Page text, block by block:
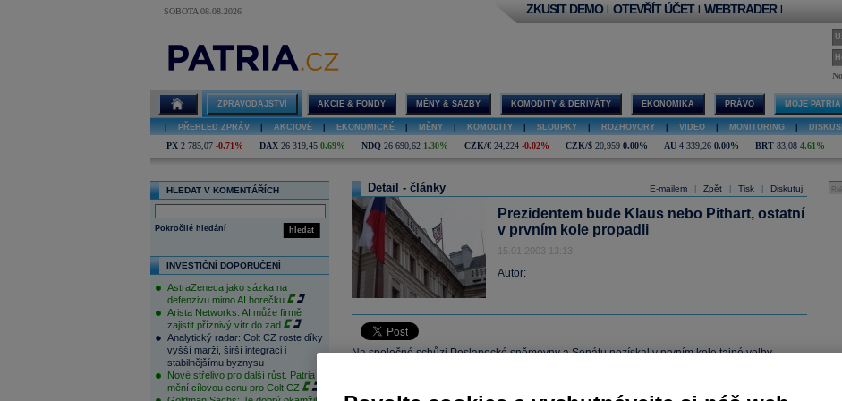
SOBOTA 08.08.2026 ZKUSIT DEMO | OTEVŘÍT ÚČET | WEBTRADER |
ZPRAVODAJSTVÍ AKCIE & FONDY MĚNY & SAZBY KOMODITY & DERIVÁTY EKONOMIKA PRÁVO MOJE PATRIA
PŘEHLED ZPRÁV AKCIOVÉ EKONOMICKÉ MĚNY KOMODITY SLOUPKY ROZHOVORY VIDEO MONITORING
PX 2 785,07 -0,71% DAX 26 319,45 0,69% NDQ 26 690,62 1,30% CZK/€ 24,224 -0,02% CZK/$ 20,959 0,00% AU 4 339,26 0,00% BRT 83,08 4,61%
HLEDAT V KOMENTÁŘÍCH
hledat
Pokročilé hledání
INVESTIČNÍ DOPORUČENÍ
AstraZeneca jako sázka na
defenzivu mimo AI horečku
Arista Networks: AI může firmě
zajistit příznivý vítr do zad
Analytický radar: Colt CZ roste díky
vyšší marži, širší integraci i
stabilnějšímu byznysu
Nové střelivo pro další růst. Patria
mění cílovou cenu pro Colt CZ
E-mailem Zpět Tisk Diskutuj
Detail - články
Prezidentem bude Klaus nebo Pithart, ostatní
v prvním kole propadli
15.01.2003 13:13
Autor:
Na společné schůzi Poslanecké sněmovny a Senátu nezískal v prvním kole tajné volby